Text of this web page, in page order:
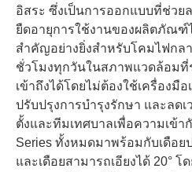
อิสระ ซึ่งเป็นการออกแบบที่ช่ว
ยืดอายุการใช้งานของผลิตภัณฑ์
สําคัญอย่างยิ่งสําหรับโคมไฟกล
ชั่วโมงทุกวันในสภาพแวดล้อม
เข้าถึงได้โดยไม่ต้องใช้เครื่องมื
ปรับปรุงการบํารุงรักษา และลด
ตั้งและทีมเทศบาลเพื่อความเข้า
Series ทั้งหมดมาพร้อมกับเดือย
และเดือยสามารถเอียงได้ 20°